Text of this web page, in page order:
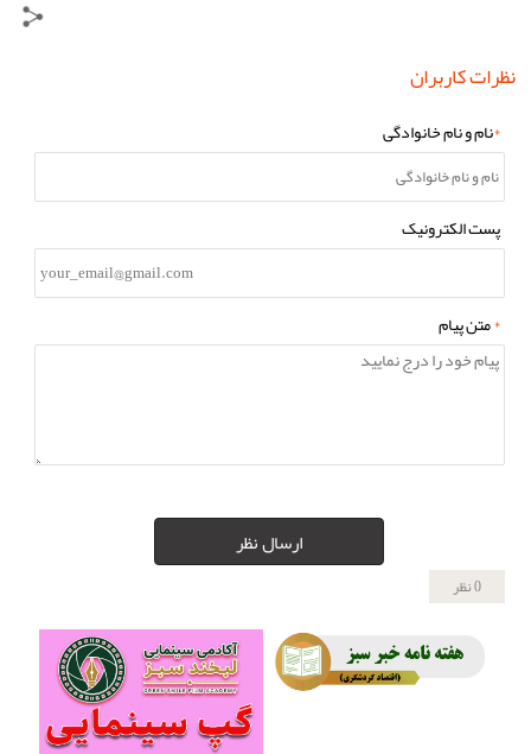
نظرات کاربران
*نام و نام خانوادگی
پست الکترونیک
*متن پیام
ارسال نظر
0 نظر